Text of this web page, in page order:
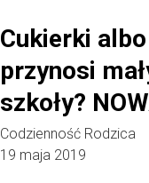
Cukierki
przynosi
szkoły?
Codzienność Rodzica
19 maja 2019